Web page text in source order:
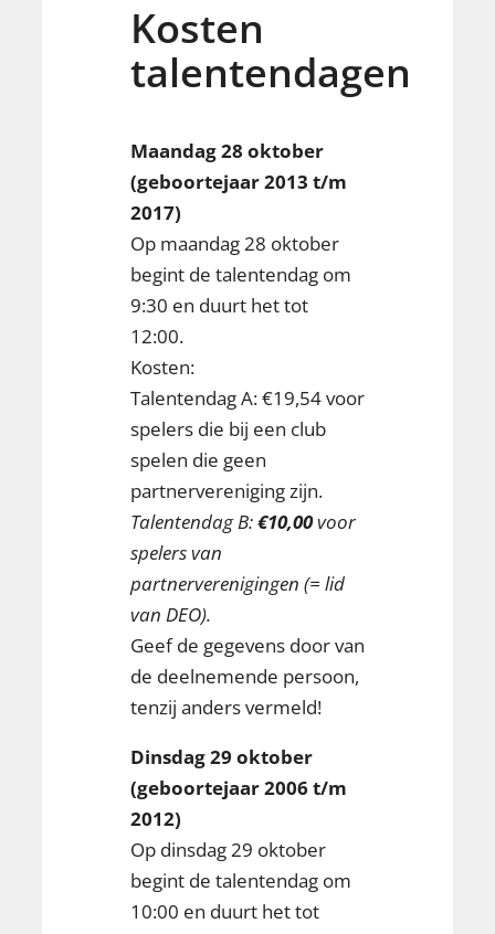
Kosten
talentendagen
Maandag 28 oktober
(geboortejaar 2013 t/m
2017)
Op maandag 28 oktober
begint de talentendag om
9:30 en duurt het tot
12:00.
Kosten:
Talentendag A: €19,54 voor
spelers die bij een club
spelen die geen
partnervereniging zijn.
Talentendag B:€10,00voor
spelers van
partnerverenigingen (= lid
van DEO).
Geef de gegevens door van
de deelnemende persoon,
tenzij anders vermeld!
Dinsdag 29 oktober
(geboortejaar 2006 t/m
2012)
Op dinsdag 29 oktober
begint de talentendag om
10:00 en duurt het tot